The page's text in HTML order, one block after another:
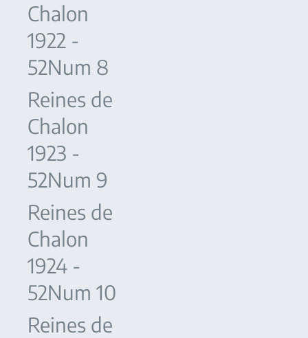
Chalon
1922 -
52Num 8
Reines de
Chalon
1923 -
52Num 9
Reines de
Chalon
1924 -
52Num 10
Reines de